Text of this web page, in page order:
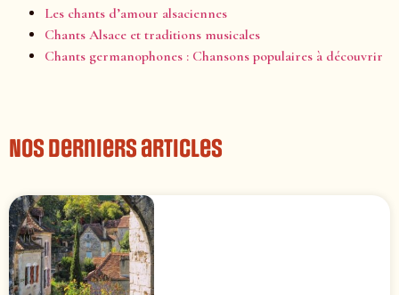
Les chants d’amour alsaciennes
Chants Alsace et traditions musicales
Chants germanophones : Chansons populaires à découvrir
Nos derniers articles